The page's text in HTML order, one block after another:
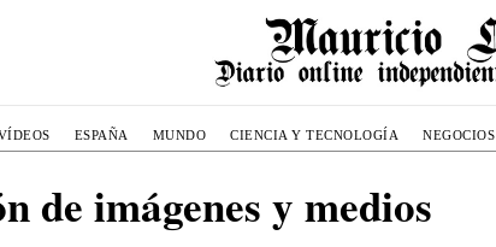
ESPAÑA MUNDO CIENCIA Y TECNOLOGÍA NEGOCIOS
de imágenes y medios